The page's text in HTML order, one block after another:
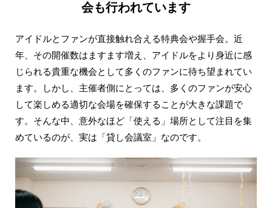
会も行われています
アイドルとファンが直接触れ合える特典会や握手会。近
年、その開催数はますます増え、アイドルをより身近に感
じられる貴重な機会として多くのファンに待ち望まれてい
ます。しかし、主催者側にとっては、多くのファンが安心
して楽しめる適切な会場を確保することが大きな課題で
す。そんな中、意外なほど「使える」場所として注目を集
めているのが、実は「貸し会議室」なのです。